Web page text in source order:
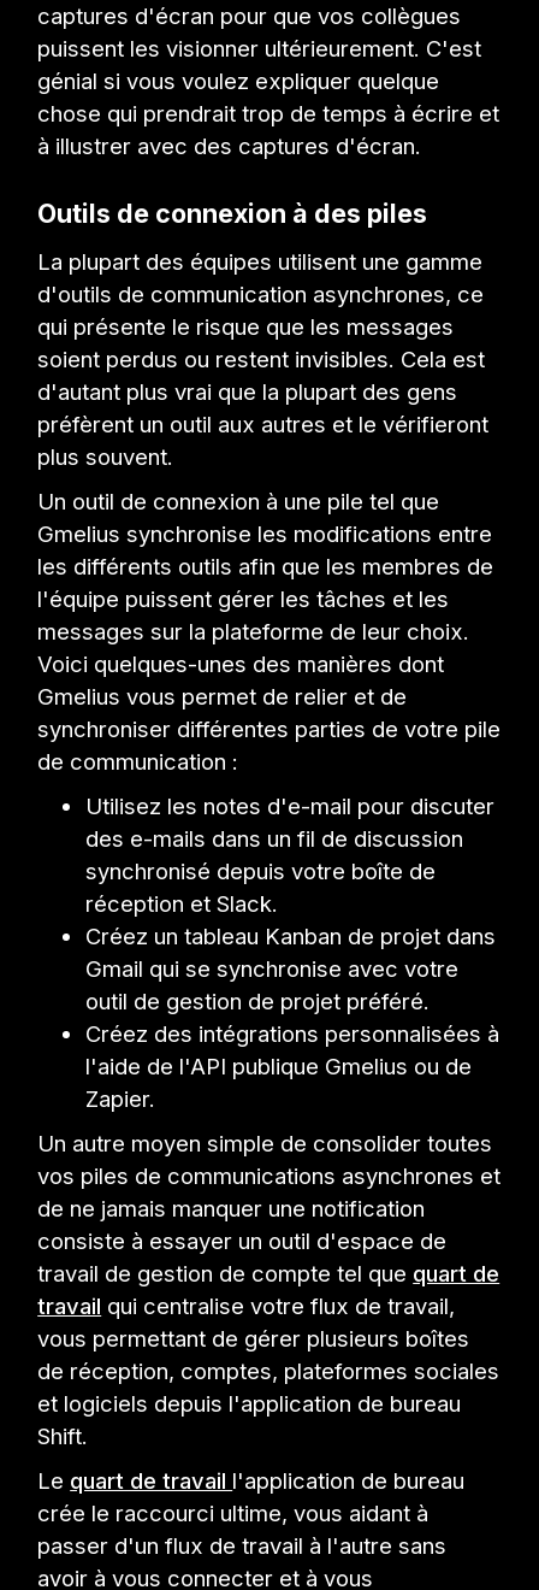
captures d'écran pour que vos collègues
puissent les visionner ultérieurement. C'est
génial si vous voulez expliquer quelque
chose qui prendrait trop de temps à écrire et
à illustrer avec des captures d'écran.
Outils de connexion à des piles
La plupart des équipes utilisent une gamme
d'outils de communication asynchrones, ce
qui présente le risque que les messages
soient perdus ou restent invisibles. Cela est
d'autant plus vrai que la plupart des gens
préfèrent un outil aux autres et le vérifieront
plus souvent.
Un outil de connexion à une pile tel que
Gmelius synchronise les modifications entre
les différents outils afin que les membres de
l'équipe puissent gérer les tâches et les
messages sur la plateforme de leur choix.
Voici quelques-unes des manières dont
Gmelius vous permet de relier et de
synchroniser différentes parties de votre pile
de communication :
Utilisez les notes d'e-mail pour discuter
des e-mails dans un fil de discussion
synchronisé depuis votre boîte de
réception et Slack.
Créez un tableau Kanban de projet dans
Gmail qui se synchronise avec votre
outil de gestion de projet préféré.
Créez des intégrations personnalisées à
l'aide de l'API publique Gmelius ou de
Zapier.
Un autre moyen simple de consolider toutes
vos piles de communications asynchrones et
de ne jamais manquer une notification
consiste à essayer un outil d'espace de
travail de gestion de compte tel que quart de
travail qui centralise votre flux de travail,
vous permettant de gérer plusieurs boîtes
de réception, comptes, plateformes sociales
et logiciels depuis l'application de bureau
Shift.
Le quart de travail l'application de bureau
crée le raccourci ultime, vous aidant à
passer d'un flux de travail à l'autre sans
avoir à vous connecter et à vous